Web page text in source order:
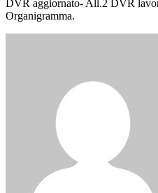
DVR aggiornato- All.2 DVR
Organigramma.